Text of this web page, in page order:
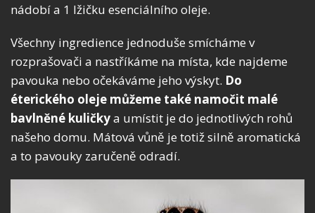
nádobí a 1 lžičku esenciálního oleje.
Všechny ingredience jednoduše smícháme v
rozprašovači a nastříkáme na místa, kde najdeme
pavouka nebo očekáváme jeho výskyt. Do
éterického oleje můžeme také namočit malé
bavlněné kuličkya umístit je do jednotlivých rohů
našeho domu. Mátová vůně je totiž silně aromatická
a to pavouky zaručeně odradí.